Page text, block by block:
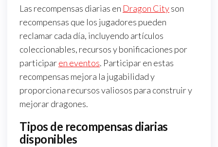
Las recompensas diarias en Dragon Cityson
recompensas que los jugadores pueden
reclamar cada día, incluyendo artículos
coleccionables, recursos y bonificaciones por
participaren eventos. Participar en estas
recompensas mejora la jugabilidad y
proporciona recursos valiosos para construir y
mejorar dragones.
Tipos de recompensas diarias
disponibles